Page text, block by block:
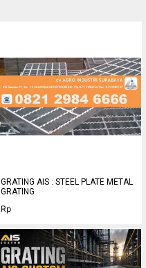
GRATING AIS : STEEL PLATE METAL
GRATING
Rp